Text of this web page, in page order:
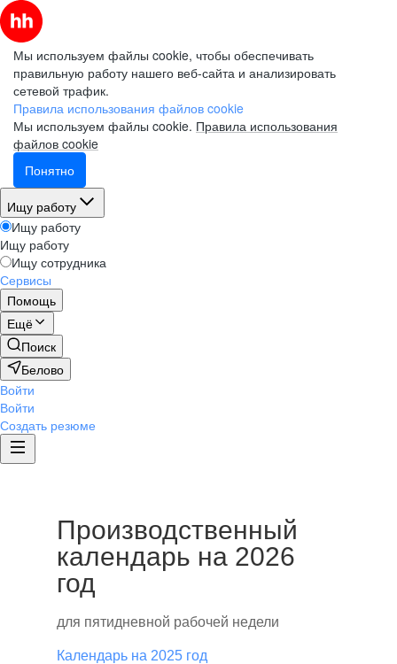
Мы используем файлы cookie, чтобы обеспечивать
правильную работу нашего веб-сайта и анализировать
сетевой трафик.
Правила использования файлов cookie
Мы используем файлы cookie. Правила использования
файлов cookie
Понятно
Ищу работу
Ищу работу
Ищу работу
Ищу сотрудника
Сервисы
Помощь
Ещё
Поиск
Белово
Войти
Войти
Создать резюме
Производственный
календарь на 2026
год
для пятидневной рабочей недели
Календарь на 2025 год